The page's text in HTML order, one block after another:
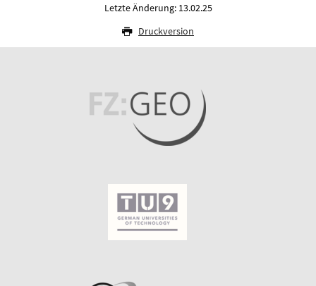
Letzte Änderung: 13.02.25
Druckversion